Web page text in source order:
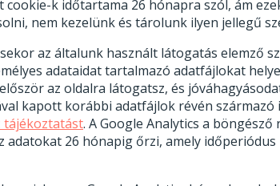
k időtartama 26 hónapra szól, ám
nem kezelünk és tárolunk ilyen jellegű
az általunk használt látogatás elemző
adataidat tartalmazó adatfájlokat
az oldalra látogatsz, és
kapott korábbi adatfájlok révén
tájékoztatást. A Google Analytics a
adatokat 26 hónapig őrzi, amely